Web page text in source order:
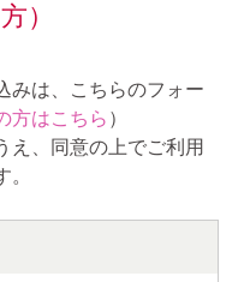
）
みは、こちらのフォー
方はこちら ）
え、同意の上でご利用